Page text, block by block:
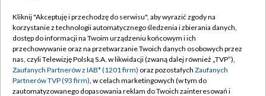
TVP
Abonament TVP
Emisja w TVP
Centrum informacji TVP
Regulamin TVP
Polityka prywatności
Moje zgody
Kliknij "Akceptuję i przechodzę do serwisu", aby wyrazić zgody na
korzystanie z technologii automatycznego śledzenia i zbierania danych,
dostęp do informacji na Twoim urządzeniu końcowym i ich
przechowywanie oraz na przetwarzanie Twoich danych osobowych przez
nas, czyli Telewizję Polską S.A. w likwidacji (zwaną dalej również „TVP”),
Zaufanych Partnerów z IAB* (1201 firm) oraz pozostałych Zaufanych
Partnerów TVP (93 firm), w celach marketingowych (w tym do
zautomatyzowanego dopasowania reklam do Twoich zainteresowań i